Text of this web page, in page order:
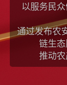
以服务民
通过发布农
链生
推动